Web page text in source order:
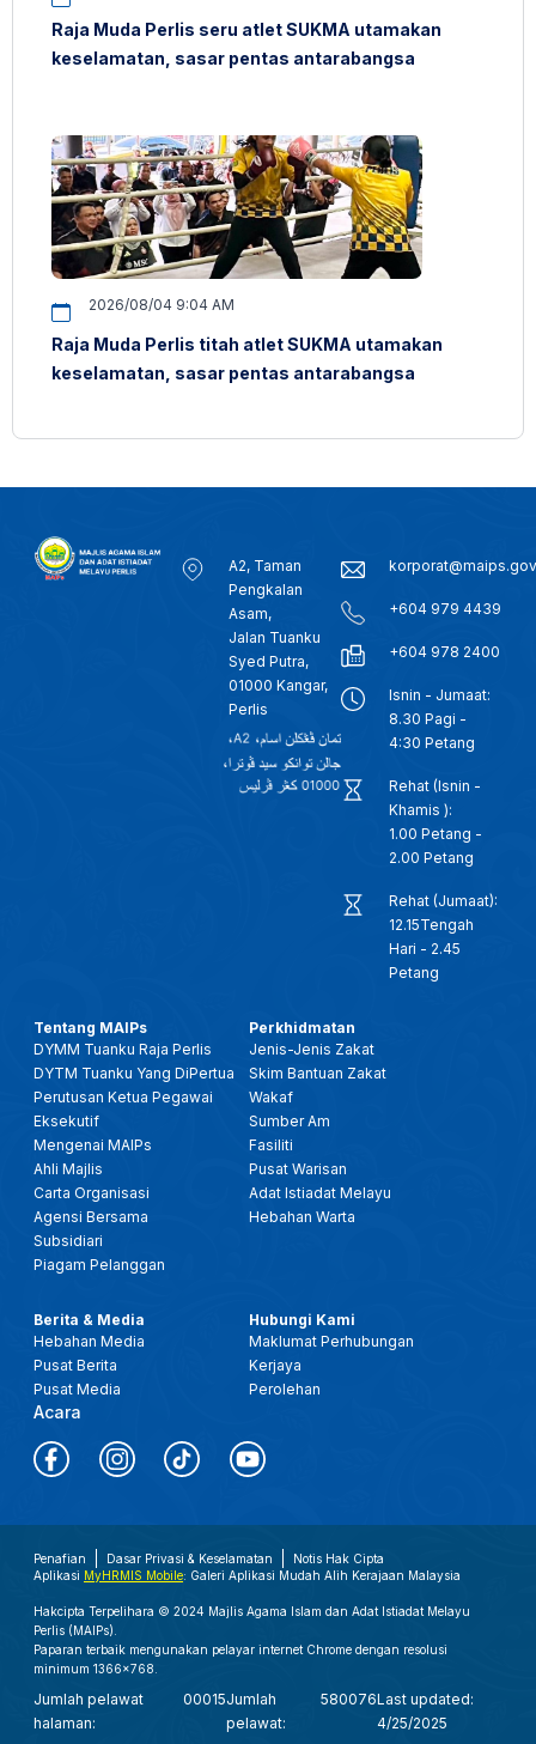
Raja Muda Perlis seru atlet SUKMA utamakan
keselamatan, sasar pentas antarabangsa
2026/08/04 9:04 AM
Raja Muda Perlis titah atlet SUKMA utamakan
keselamatan, sasar pentas antarabangsa
A2, Taman
Pengkalan
Asam,
Jalan Tuanku
Syed Putra,
01000 Kangar,
Perlis
+604 979 4439
+604 978 2400
Isnin - Jumaat:
8.30 Pagi -
4:30 Petang
Rehat (Isnin -
Khamis ):
1.00 Petang -
2.00 Petang
Rehat (Jumaat):
12.15Tengah
Hari - 2.45
Petang
Tentang MAIPs
DYMM Tuanku Raja Perlis
DYTM Tuanku Yang DiPertua
Perutusan Ketua Pegawai
Eksekutif
Mengenai MAIPs
Ahli Majlis
Carta Organisasi
Agensi Bersama
Subsidiari
Piagam Pelanggan
Perkhidmatan
Jenis-Jenis Zakat
Skim Bantuan Zakat
Wakaf
Sumber Am
Fasiliti
Pusat Warisan
Adat Istiadat Melayu
Hebahan Warta
Berita & Media
Hebahan Media
Pusat Berita
Pusat Media
Acara
Hubungi Kami
Maklumat Perhubungan
Kerjaya
Perolehan
Penafian Dasar Privasi & Keselamatan
Notis Hak Cipta
Aplikasi MyHRMIS Mobile: Galeri Aplikasi Mudah Alih Kerajaan Malaysia
Hakcipta Terpelihara © 2024 Majlis Agama Islam dan Adat Istiadat Melayu
Perlis (MAIPs).
Paparan terbaik mengunakan pelayar internet Chrome dengan resolusi
minimum 1366x768.
Jumlah pelawat
halaman:
00015Jumlah
pelawat:
580076Last updated:
4/25/2025